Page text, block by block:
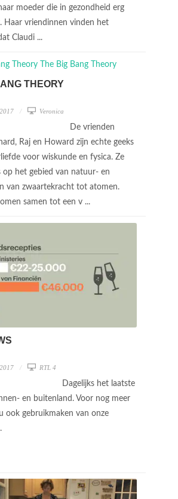
moeder die in gezondheid erg
Haar vriendinnen vinden het
Claudi ...
THEORY
Veronica
De vrienden
Raj en Howard zijn echte geeks
voor wiskunde en fysica. Ze
op het gebied van natuur- en
van zwaartekracht tot atomen.
samen tot een v ...
RTL 4
Dagelijks het laatste
en buitenland. Voor nog meer
ook gebruikmaken van onze